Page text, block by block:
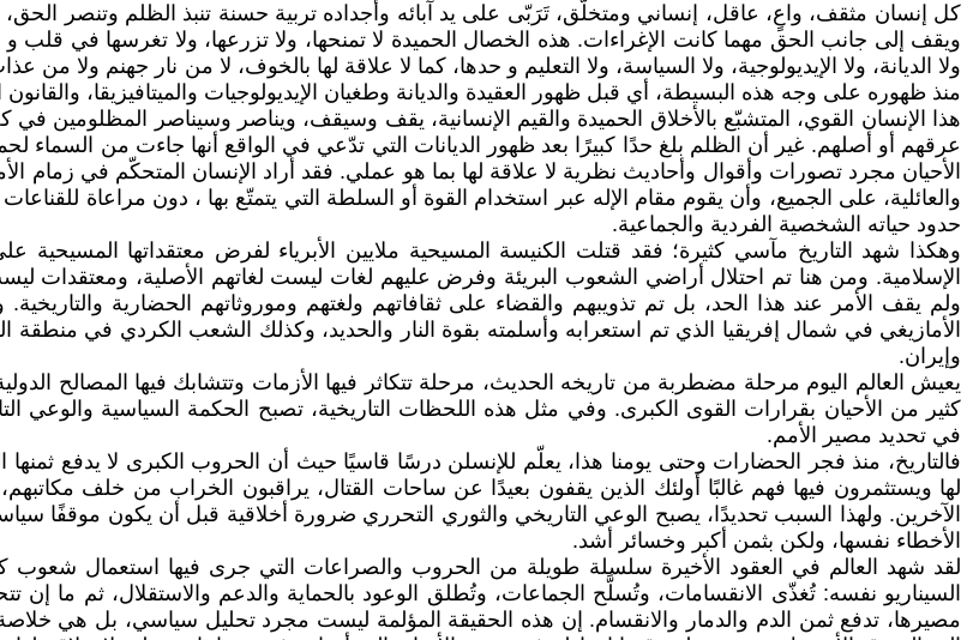
كل إنسان مثقف، واعٍ، عاقل، إنساني ومتخلّق، تَرَبّى على يد آبائه وأجداده تربية حسنة تنبذ الظلم وتنصر
ويقف إلى جانب الحق مهما كانت الإغراءات. هذه الخصال الحميدة لا تمنحها، ولا تزرعها، ولا تغرسها في قلب
ولا الديانة، ولا الإيديولوجية، ولا السياسة، ولا التعليم و حدها، كما لا علاقة لها بالخوف، لا من نار جهنم ولا
منذ ظهوره على وجه هذه البسيطة، أي قبل ظهور العقيدة والديانة وطغيان الإيديولوجيات والميتافيزيقا،
هذا الإنسان القوي، المتشبّع بالأخلاق الحميدة والقيم الإنسانية، يقف وسيقف، ويناصر وسيناصر المظلومين
عرقهم أو أصلهم. غير أن الظلم بلغ حدًا كبيرًا بعد ظهور الديانات التي تدّعي في الواقع أنها جاءت من السماء
الأحيان مجرد تصورات وأقوال وأحاديث نظرية لا علاقة لها بما هو عملي. فقد أراد الإنسان المتحكّم في زمام
والعائلية، على الجميع، وأن يقوم مقام الإله عبر استخدام القوة أو السلطة التي يتمتّع بها ، دون مراعاة
حدود حياته الشخصية الفردية والجماعية.
وهكذا شهد التاريخ مآسي كثيرة؛ فقد قتلت الكنيسة المسيحية ملايين الأبرياء لفرض معتقداتها المسيحية
الإسلامية. ومن هنا تم احتلال أراضي الشعوب البريئة وفرض عليهم لغات ليست لغاتهم الأصلية، ومعتقدات
ولم يقف الأمر عند هذا الحد، بل تم تذويبهم والقضاء على ثقافاتهم ولغتهم وموروثاتهم الحضارية
الأمازيغي في شمال إفريقيا الذي تم استعرابه وأسلمته بقوة النار والحديد، وكذلك الشعب الكردي في
وإيران.
يعيش العالم اليوم مرحلة مضطربة من تاريخه الحديث، مرحلة تتكاثر فيها الأزمات وتتشابك فيها المصالح
كثير من الأحيان بقرارات القوى الكبرى. وفي مثل هذه اللحظات التاريخية، تصبح الحكمة السياسية والوعي
في تحديد مصير الأمم.
فالتاريخ، منذ فجر الحضارات وحتى يومنا هذا، يعلّم للإنسلن درسًا قاسيًا حيث أن الحروب الكبرى لا يدفع
لها ويستثمرون فيها فهم غالبًا أولئك الذين يقفون بعيدًا عن ساحات القتال، يراقبون الخراب من خلف مكاتبهم،
الآخرين. ولهذا السبب تحديدًا، يصبح الوعي التاريخي والثوري التحرري ضرورة أخلاقية قبل أن يكون موقفًا
الأخطاء نفسها، ولكن بثمن أكبر وخسائر أشد.
لقد شهد العالم في العقود الأخيرة سلسلة طويلة من الحروب والصراعات التي جرى فيها استعمال شعوب
السيناريو نفسه: تُغذّى الانقسامات، وتُسلَّح الجماعات، وتُطلق الوعود بالحماية والدعم والاستقلال، ثم ما
مصيرها، تدفع ثمن الدم والدمار والانقسام. إن هذه الحقيقة المؤلمة ليست مجرد تحليل سياسي، بل هي